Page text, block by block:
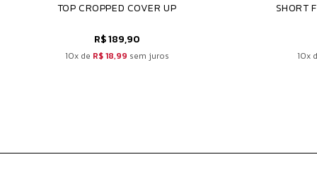
TOP CROPPED COVER UP
R$ 189,90
10x de R$ 18,99 sem juros
SHORT
10x